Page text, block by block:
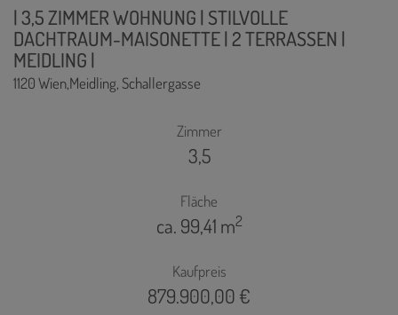
| 3,5 ZIMMER WOHNUNG | STILVOLLE
DACHTRAUM-MAISONETTE | 2 TERRASSEN |
MEIDLING |
1120 Wien,Meidling, Schallergasse
Zimmer
3,5
Fläche
ca. 99,41 m2
Kaufpreis
879.900,00 €